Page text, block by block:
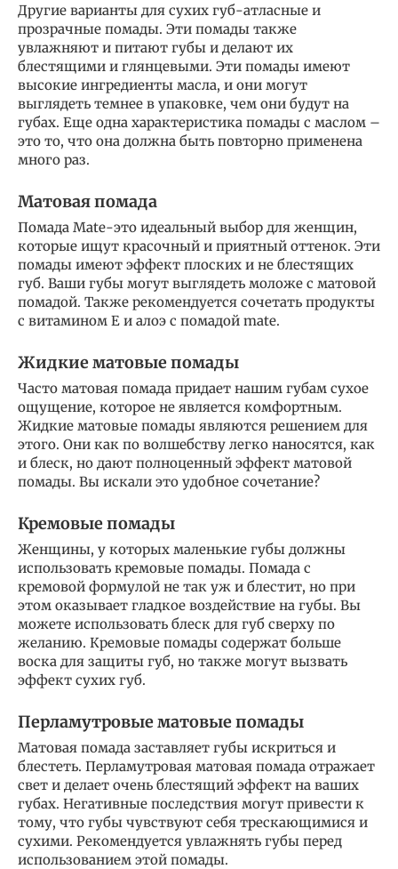
Другие варианты для сухих губ-атласные и
прозрачные помады. Эти помады также
увлажняют и питают губы и делают их
блестящими и глянцевыми. Эти помады имеют
высокие ингредиенты масла, и они могут
выглядеть темнее в упаковке, чем они будут на
губах. Еще одна характеристика помады с маслом –
это то, что она должна быть повторно применена
много раз.
Матовая помада
Помада Mate-это идеальный выбор для женщин,
которые ищут красочный и приятный оттенок. Эти
помады имеют эффект плоских и не блестящих
губ. Ваши губы могут выглядеть моложе с матовой
помадой. Также рекомендуется сочетать продукты
с витамином Е и алоэ с помадой mate.
Жидкие матовые помады
Часто матовая помада придает нашим губам сухое
ощущение, которое не является комфортным.
Жидкие матовые помады являются решением для
этого. Они как по волшебству легко наносятся, как
и блеск, но дают полноценный эффект матовой
помады. Вы искали это удобное сочетание?
Кремовые помады
Женщины, у которых маленькие губы должны
использовать кремовые помады. Помада с
кремовой формулой не так уж и блестит, но при
этом оказывает гладкое воздействие на губы. Вы
можете использовать блеск для губ сверху по
желанию. Кремовые помады содержат больше
воска для защиты губ, но также могут вызвать
эффект сухих губ.
Перламутровые матовые помады
Матовая помада заставляет губы искриться и
блестеть. Перламутровая матовая помада отражает
свет и делает очень блестящий эффект на ваших
губах. Негативные последствия могут привести к
тому, что губы чувствуют себя трескающимися и
сухими. Рекомендуется увлажнять губы перед
использованием этой помады.